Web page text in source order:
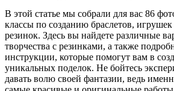
В этой статье мы собрали для вас 86
классы по созданию браслетов,
резинок. Здесь вы найдете различные
творчества с резинками, а также
инструкции, которые помогут вам в
уникальных поделок. Не бойтесь
давать волю своей фантазии, ведь